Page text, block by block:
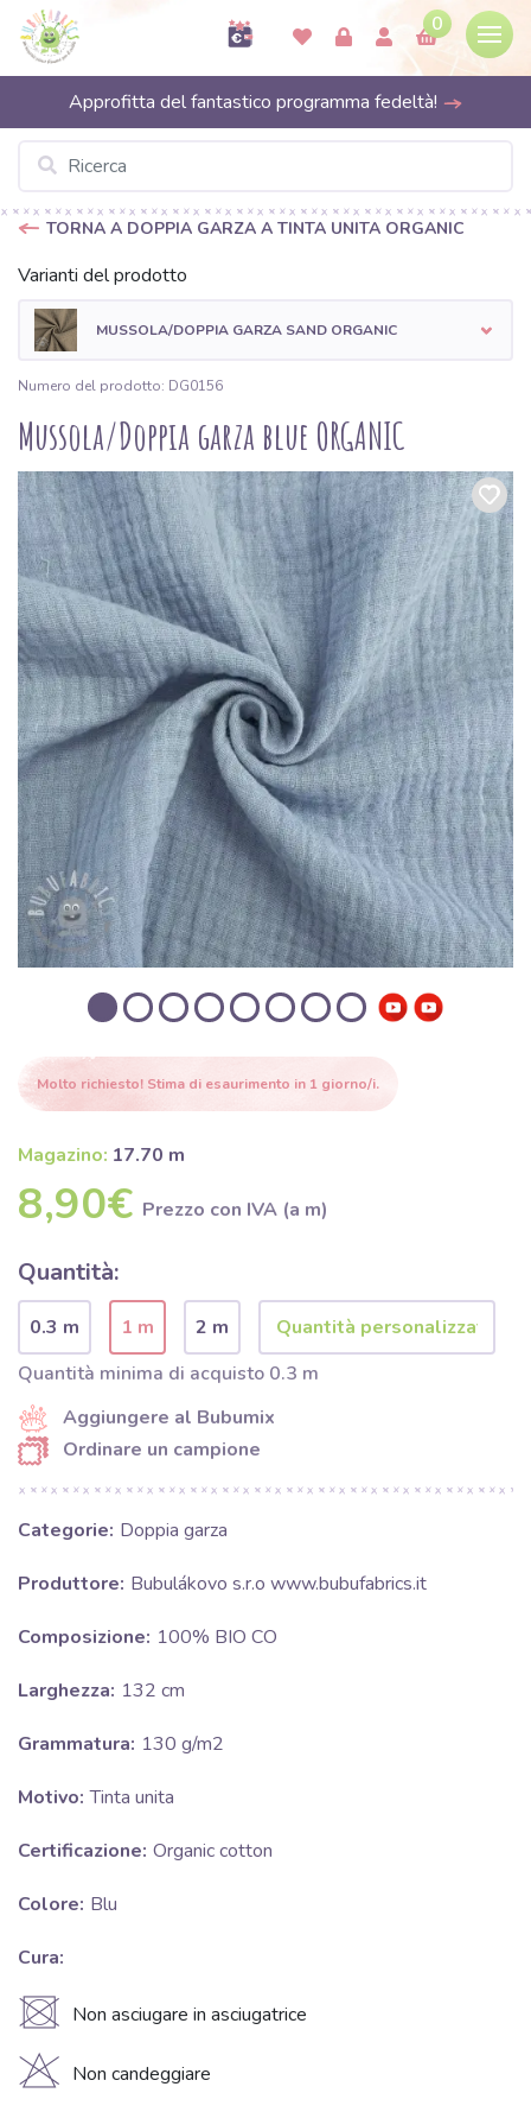
0
Approfitta del fantastico programma fedeltà!
TORNA A DOPPIA GARZA A TINTA UNITA ORGANIC
Varianti del prodotto
MUSSOLA/DOPPIA GARZA SAND ORGANIC
Numero del prodotto: DG0156
Mussola/Doppia garza blue ORGANIC
Molto richiesto! Stima di esaurimento in 1 giorno/i.
Magazino: 17.70 m
8,90€ Prezzo con IVA (a m)
Quantità:
0.3 m 1 m
2 m
Quantità minima di acquisto 0.3 m
Aggiungere al Bubumix
Ordinare un campione
Categorie: Doppia garza
Produttore: Bubulákovo s.r.o www.bubufabrics.it
Composizione: 100% BIO CO
Larghezza: 132 cm
Grammatura: 130 g/m2
Motivo: Tinta unita
Certificazione: Organic cotton
Colore: Blu
Cura:
U Non asciugare in asciugatrice
H Non candeggiare